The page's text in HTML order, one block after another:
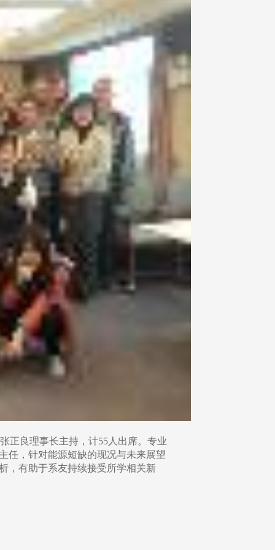
正良理事长主持，计55人出席。专业
任，针对能源短缺的现况与未来展望
，有助于系友持续接受所学相关新